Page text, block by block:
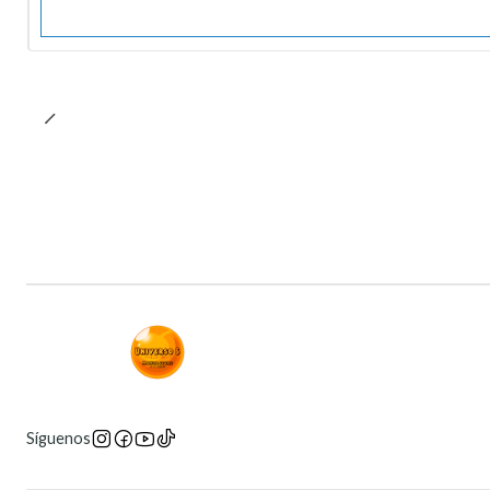
Síguenos